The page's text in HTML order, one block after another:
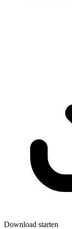
Download starten